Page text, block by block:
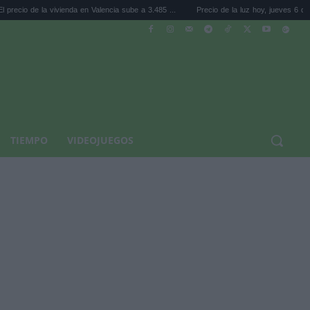
en Valencia sube a 3.485 ... Precio de la luz hoy, jueves 6 de agosto: la hora
TIEMPO VIDEOJUEGOS